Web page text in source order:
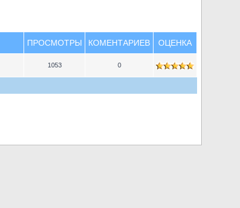
ПРОСМОТРЫ КОМЕНТАРИЕВ ОЦЕНКА
1053 0